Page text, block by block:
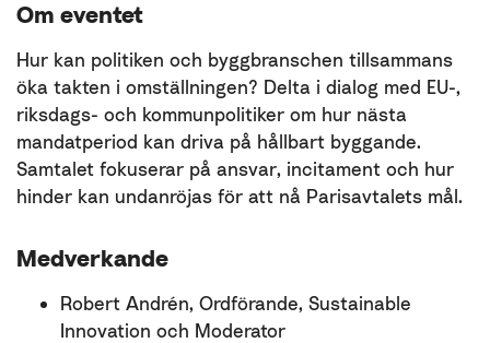
Om eventet
Hur kan politiken och byggbranschen tillsammans
öka takten i omställningen? Delta i dialog med EU-,
riksdags- och kommunpolitiker om hur nästa
mandatperiod kan driva på hållbart byggande.
Samtalet fokuserar på ansvar, incitament och hur
hinder kan undanröjas för att nå Parisavtalets mål.
Medverkande
Robert Andrén, Ordförande, Sustainable
Innovation och Moderator